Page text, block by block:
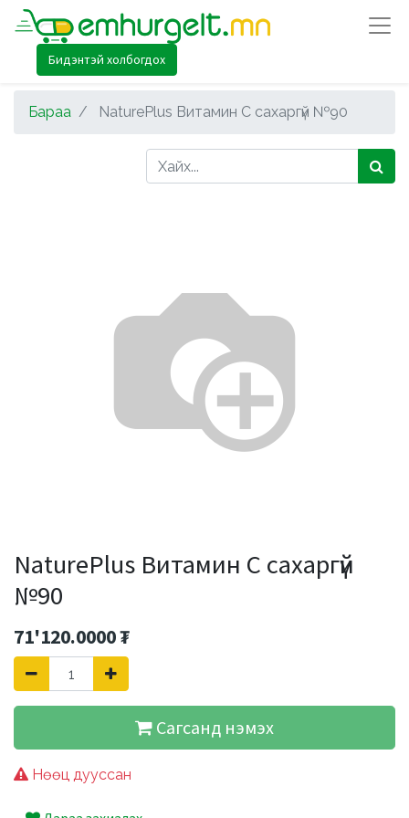
Бидэнтэй холбогдох
Бараа NaturePlus Витамин С сахаргүй №90
NaturePlus Витамин С сахаргүй
№90
71'120.0000₮
Сагсанд нэмэх
Нөөц дууссан